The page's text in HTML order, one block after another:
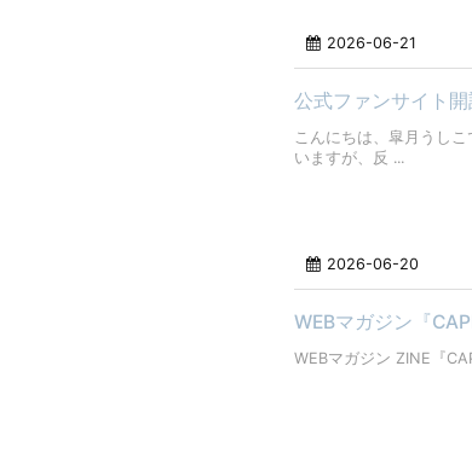
2026-06-21
公式ファンサイト
こんにちは、皐月うし
いますが、反 ...
2026-06-20
WEBマガジン『
WEBマガジン ZINE『